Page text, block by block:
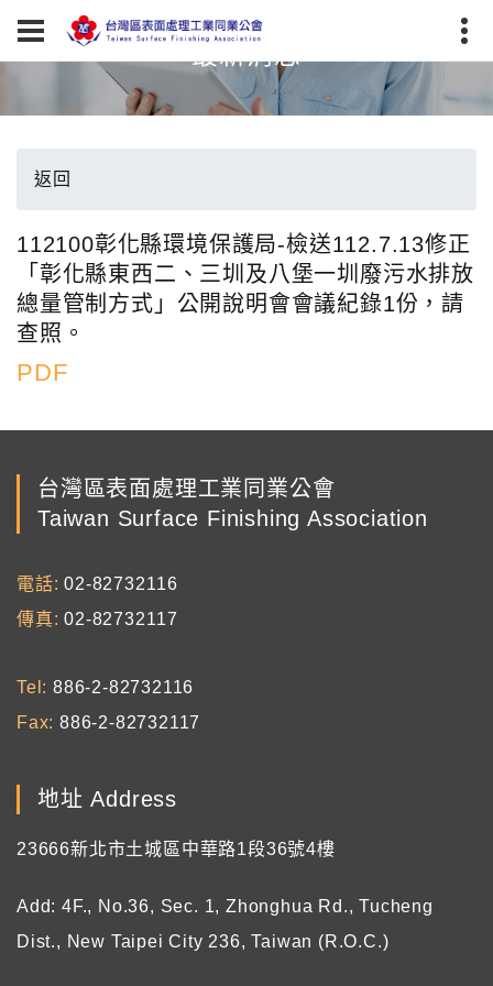
最新消息
返回
112100彰化縣環境保護局-檢送112.7.13修正
「彰化縣東西二、三圳及八堡一圳廢污水排放
總量管制方式」公開說明會會議紀錄1份，請
查照。
PDF
台灣區表面處理工業同業公會
Taiwan Surface Finishing Association
電話
02-82732116
傳真
02-82732117
Tel
886-2-82732116
Fax 886-2-82732117
地址 Address
23666新北市土城區中華路1段36號4樓
Add: 4F., No.36, Sec. 1, Zhonghua Rd., Tucheng
Dist., New Taipei City 236, Taiwan (R.O.C.)